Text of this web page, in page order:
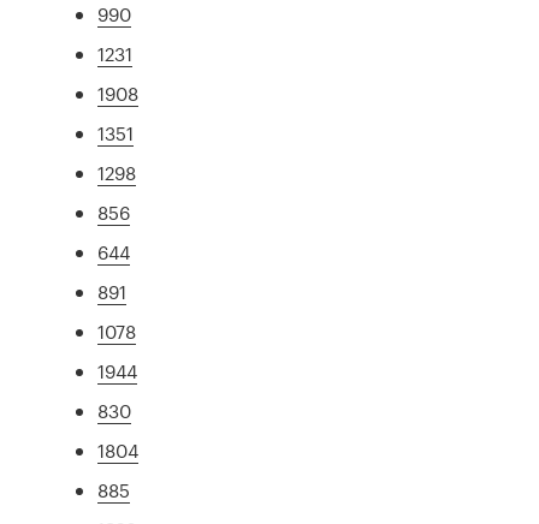
990
1231
1908
1351
1298
856
644
891
1078
1944
830
1804
885